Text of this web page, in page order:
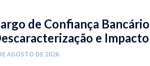
de Confiança
e
AGOSTO DE 2026